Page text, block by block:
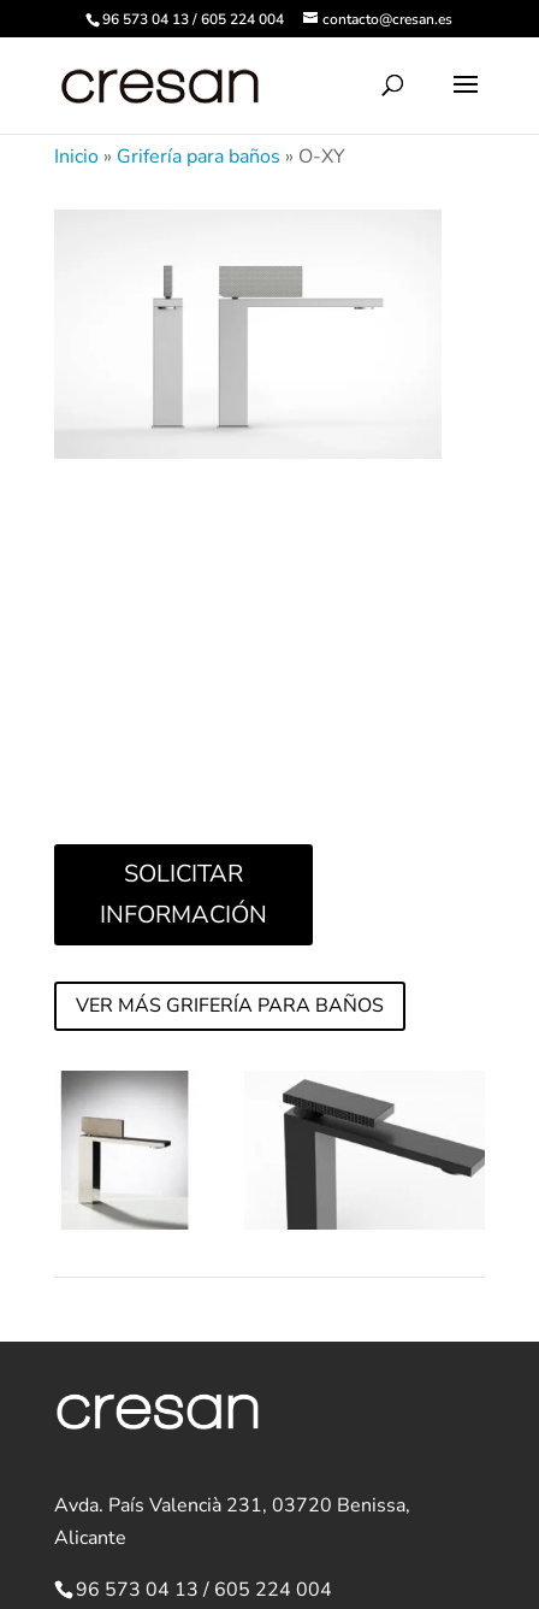
96 573 04 13 / 605 224 004 contacto@cresan.es
Inicio» Grifería para baños » O-XY
SOLICITAR
INFORMACIÓN
VER MÁS GRIFERÍA PARA BAÑOS
Avda. País Valencià 231, 03720 Benissa,
Alicante
96 573 04 13/ 605 224 004